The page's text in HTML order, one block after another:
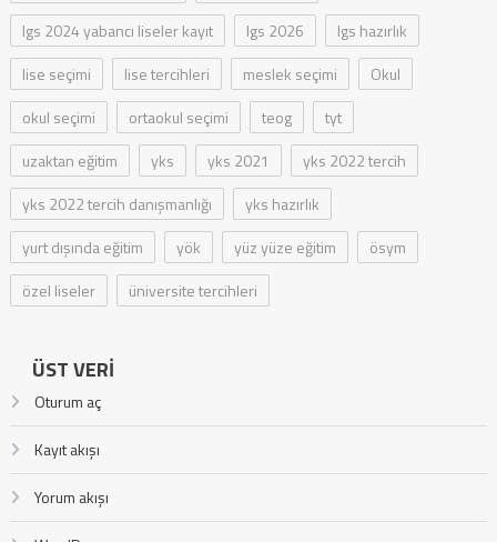
lgs 2024 yabancı liseler kayıt
lgs 2026
lgs hazırlık
lise seçimi
lise tercihleri meslek seçimi
Okul
okul seçimi
ortaokul seçimi teog
tyt
uzaktan eğitim
yks yks 2021
yks 2022 tercih
yks 2022 tercih danışmanlığı
yks hazırlık
yurt dışında eğitim
yök yüz yüze eğitim
ösym
özel liseler
üniversite tercihleri
ÜST VERI
Oturum aç
Kayıt akışı
Yorum akışı